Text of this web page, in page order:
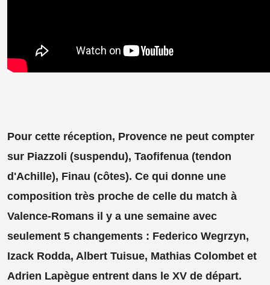
Pour cette réception, Provence ne peut compter
sur Piazzoli (suspendu), Taofifenua (tendon
d'Achille), Finau (côtes). Ce qui donne une
composition très proche de celle du match à
Valence-Romans il y a une semaine avec
seulement 5 changements : Federico Wegrzyn,
Izack Rodda, Albert Tuisue, Mathias Colombet et
Adrien Lapègue entrent dans le XV de départ.